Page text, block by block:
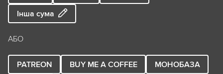
Інша сума
АБО
PATREON BUY ME A COFFEE
МОНОБАЗА